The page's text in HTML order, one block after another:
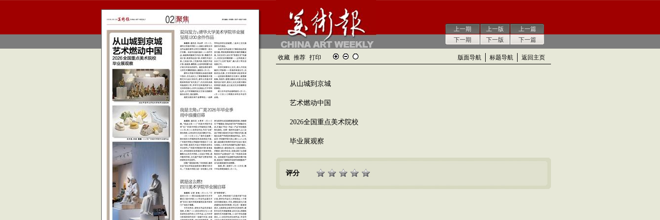
上一期
下一期
上一版
下一版
上一篇
下一篇
收藏 推荐 打印 版面导航 标题导航 返回主页
从山城到京城
艺术燃动中国
2026全国重点美术院校
毕业展观察
评分